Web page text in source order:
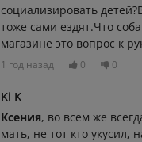
социализировать
тоже сами ездят.Что
магазине это вопрос к
1 год назад 0 0
Ki K
Ксения, во всем же
мать, не тот кто укусил,